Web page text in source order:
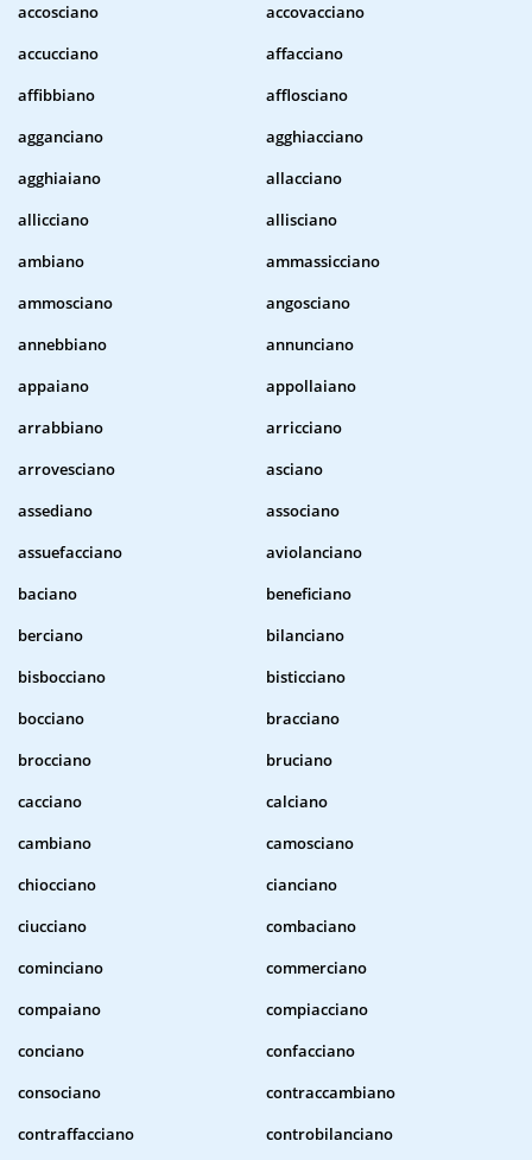
accosciano
accovacciano
accucciano
affacciano
affibbiano
afflosciano
agganciano
agghiacciano
agghiaiano
allacciano
allicciano
allisciano
ambiano
ammassicciano
ammosciano
angosciano
annebbiano
annunciano
appaiano
appollaiano
arrabbiano
arricciano
arrovesciano
asciano
assediano
associano
assuefacciano
aviolanciano
baciano
beneficiano
berciano
bilanciano
bisbocciano
bisticciano
bocciano
bracciano
brocciano
bruciano
cacciano
calciano
cambiano
camosciano
chiocciano
cianciano
ciucciano
combaciano
cominciano
commerciano
compaiano
compiacciano
conciano
confacciano
consociano
contraccambiano
contraffacciano
controbilanciano